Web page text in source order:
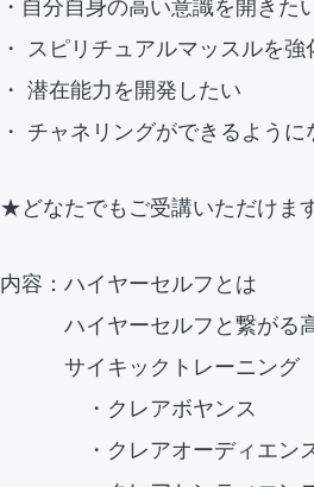
・ スピリチュアルマッスルを強
・ 潜在能力を開発したい
・ チャネリングができるように
★どなたでもご受講いただけます
内容：ハイヤーセルフとは
ハイヤーセルフと繋がる
サイキックトレーニング
・クレアボヤンス
・クレアオーディエン